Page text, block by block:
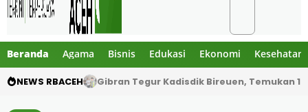
Beranda Agama Bisnis Edukasi Ekonomi Kesehatan
NEWS RBACEH Gibran Tegur Kadisdik Bireuen, Temukan 1